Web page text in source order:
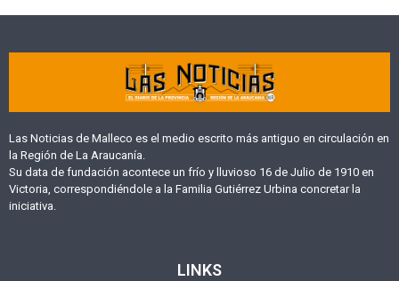
Las Noticias de Malleco es el medio escrito más antiguo en circulación en
la Región de La Araucanía.
Su data de fundación acontece un frío y lluvioso 16 de Julio de 1910 en
Victoria, correspondiéndole a la Familia Gutiérrez Urbina concretar la
iniciativa.
LINKS